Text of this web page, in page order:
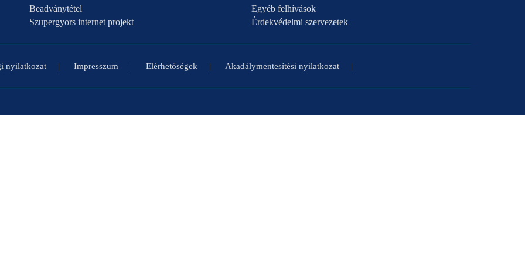
Beadványtétel
Szupergyors internet projekt
Egyéb felhívások
Érdekvédelmi szervezetek
nyilatkozat Impresszum Elérhetőségek Akadálymentesítési nyilatkozat